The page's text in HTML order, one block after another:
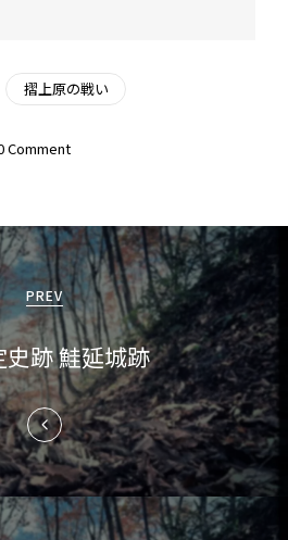
摺上原の戦い
Comment
PREV
史跡 鮭延城跡